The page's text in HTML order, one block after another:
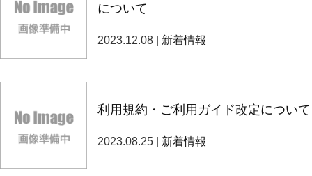
について
2023.12.08 | 新着情報
利用規約・ご利用ガイド改定について
2023.08.25 | 新着情報